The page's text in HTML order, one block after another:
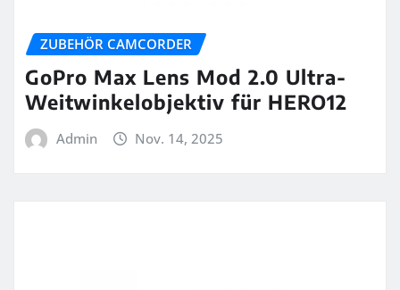
ZUBEHÖR CAMCORDER
GoPro Max Lens Mod 2.0 Ultra-
Weitwinkelobjektiv für HERO12
Admin Nov. 14, 2025